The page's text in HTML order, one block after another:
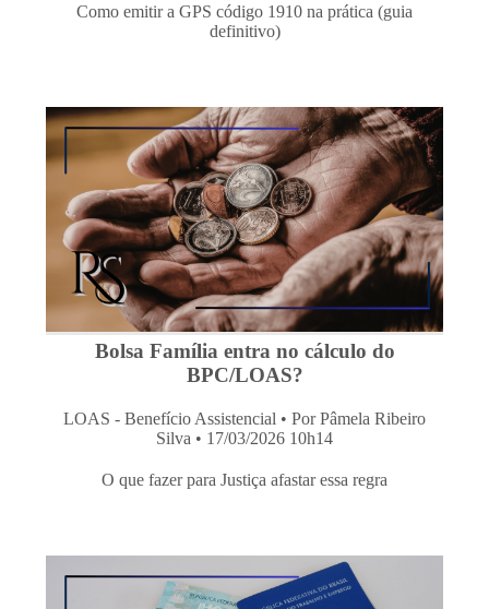
Como emitir a GPS código 1910 na prática (guia
definitivo)
Bolsa Família entra no cálculo do
BPC/LOAS?
LOAS - Benefício Assistencial • Por Pâmela Ribeiro
Silva • 17/03/2026 10h14
O que fazer para Justiça afastar essa regra